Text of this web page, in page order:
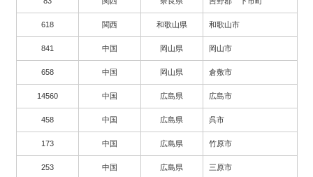
618 関西 和歌山県 和歌山市
841 中国 岡山県 岡山市
658 中国 岡山県 倉敷市
14560 中国 広島県 広島市
458 中国 広島県 呉市
173 中国 広島県 竹原市
253 中国 広島県 三原市